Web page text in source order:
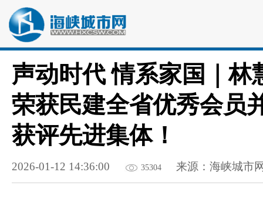
声动时代 情系家国｜林
荣获民建全省优秀会员
获评先进集体！
2026-01-12 14:36:00 35304 来源：海峡城市